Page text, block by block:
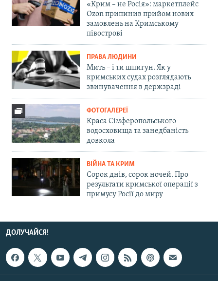
«Крим – не Росія»: маркетплейс
Ozon припинив прийом нових
замовлень на Кримському
півострові
ПРАВА ЛЮДИНИ
Мить – і ти шпигун. Як у
кримських судах розглядають
звинувачення в держзраді
ФОТОГАЛЕРЕЇ
Краса Сімферопольського
водосховища та занедбаність
довкола
ВІЙНА ТА КРИМ
Сорок днів, сорок ночей. Про
результати кримської операції з
примусу Росії до миру
ДОЛУЧАЙСЯ!